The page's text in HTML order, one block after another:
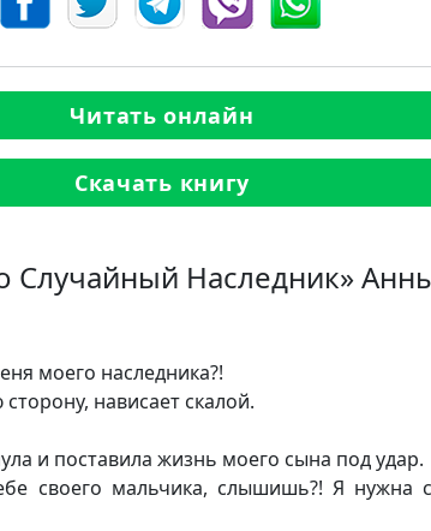
Читать онлайн
Скачать книгу
Случайный Наследник»
моего наследника?!
нависает скалой.
и поставила жизнь моего сына под удар.
своего мальчика, слышишь?! Я нужна